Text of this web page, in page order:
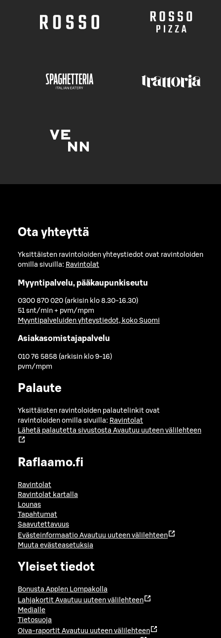
Ota yhteyttä
Yksittäisten ravintoloiden yhteystiedot ovat ravintoloiden
omilla sivuilla: Ravintolat
Myyntipalvelu, pääkaupunkiseutu
0300 870 020 (arkisin klo 8.30-16.30)
51 snt/min + pvm/mpm
Myyntipalveluiden yhteystiedot, koko Suomi
Asiakasomistajapalvelu
010 76 5858 (arkisin klo 9-16)
pvm/mpm
Palaute
Yksittäisten ravintoloiden palautelinkit ovat
ravintoloiden omilla sivuilla: Ravintolat
Lähetä palautetta sivustosta Avautuu uuteen välilehteen
Raflaamo.fi
Ravintolat
Ravintolat kartalla
Lounas
Tapahtumat
Saavutettavuus
Evästeinformaatio Avautuu uuteen välilehteen
Muuta evästeasetuksia
Yleiset tiedot
Bonusta Applen Lompakolla
Lahjakortit Avautuu uuteen välilehteen
Medialle
Tietosuoja
Oiva-raportit Avautuu uuteen välilehteen